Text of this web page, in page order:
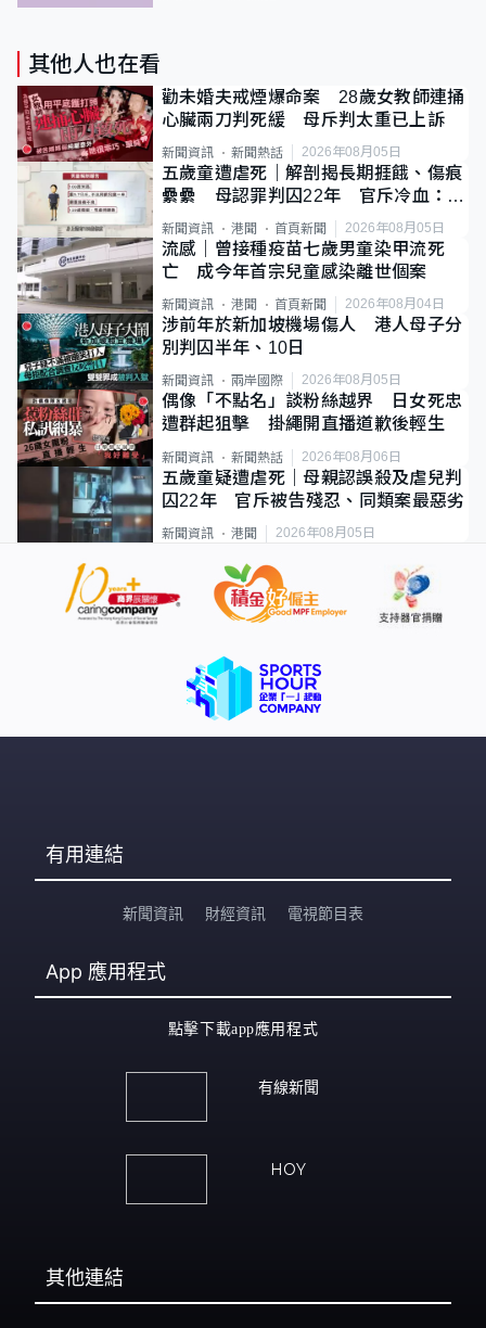
其他人也在看
勸未婚夫戒煙爆命案 28歲女教師連捅
心臟兩刀判死緩 母斥判太重已上訴
新聞資訊 新聞熱話 2026年08月05日
五歲童遭虐死｜解剖揭長期捱餓、傷痕
纍纍 母認罪判囚22年 官斥冷血：同
類案最惡劣
新聞資訊 港聞 首頁新聞 2026年08月05日
流感｜曾接種疫苗七歲男童染甲流死
亡 成今年首宗兒童感染離世個案
新聞資訊 港聞 首頁新聞 2026年08月04日
涉前年於新加坡機場傷人 港人母子分
別判囚半年、10日
新聞資訊 兩岸國際 2026年08月05日
偶像「不點名」談粉絲越界 日女死忠
遭群起狙擊 掛繩開直播道歉後輕生
新聞資訊 新聞熱話 2026年08月06日
五歲童疑遭虐死｜母親認誤殺及虐兒判
囚22年 官斥被告殘忍、同類案最惡劣
新聞資訊 港聞 2026年08月05日
有用連結
新聞資訊 財經資訊 電視節目表
App 應用程式
點擊下載app應用程式
有線新聞
HOY
其他連結